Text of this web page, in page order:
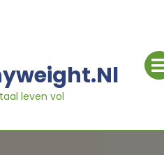
leven vol